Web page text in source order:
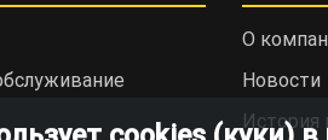
О
Новости
История